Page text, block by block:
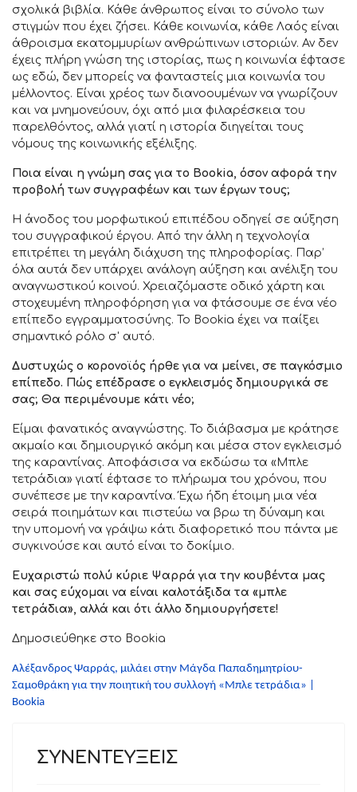
σχολικά βιβλία. Κάθε άνθρωπος είναι το σύνολο των
στιγμών που έχει ζήσει. Κάθε κοινωνία, κάθε Λαός είναι
άθροισμα εκατομμυρίων ανθρώπινων ιστοριών. Αν δεν
έχεις πλήρη γνώση της ιστορίας, πως η κοινωνία έφτασε
ως εδώ, δεν μπορείς να φανταστείς μια κοινωνία του
μέλλοντος. Είναι χρέος των διανοουμένων να γνωρίζουν
και να μνημονεύουν, όχι από μια φιλαρέσκεια του
παρελθόντος, αλλά γιατί η ιστορία διηγείται τους
νόμους της κοινωνικής εξέλιξης.
Ποια είναι η γνώμη σας για το Bookia, όσον αφορά την
προβολή των συγγραφέων και των έργων τους;
Η άνοδος του μορφωτικού επιπέδου οδηγεί σε αύξηση
του συγγραφικού έργου. Από την άλλη η τεχνολογία
επιτρέπει τη μεγάλη διάχυση της πληροφορίας. Παρ’
όλα αυτά δεν υπάρχει ανάλογη αύξηση και ανέλιξη του
αναγνωστικού κοινού. Χρειαζόμαστε οδικό χάρτη και
στοχευμένη πληροφόρηση για να φτάσουμε σε ένα νέο
επίπεδο εγγραμματοσύνης. Το Bookia έχει να παίξει
σημαντικό ρόλο σ' αυτό.
Δυστυχώς ο κορονοϊός ήρθε για να μείνει, σε παγκόσμιο
επίπεδο. Πώς επέδρασε ο εγκλεισμός δημιουργικά σε
σας; Θα περιμένουμε κάτι νέο;
Είμαι φανατικός αναγνώστης. Το διάβασμα με κράτησε
ακμαίο και δημιουργικό ακόμη και μέσα στον εγκλεισμό
της καραντίνας. Αποφάσισα να εκδώσω τα «Μπλε
τετράδια» γιατί έφτασε το πλήρωμα του χρόνου, που
συνέπεσε με την καραντίνα. Έχω ήδη έτοιμη μια νέα
σειρά ποιημάτων και πιστεύω να βρω τη δύναμη και
την υπομονή να γράψω κάτι διαφορετικό που πάντα με
συγκινούσε και αυτό είναι το δοκίμιο.
Ευχαριστώ πολύ κύριε Ψαρρά για την κουβέντα μας
και σας εύχομαι να είναι καλοτάξιδα τα «μπλε
τετράδια», αλλά και ότι άλλο δημιουργήσετε!
Δημοσιεύθηκε στο Bookia
Αλέξανδρος Ψαρράς, μιλάει στην Μάγδα Παπαδημητρίου-
Σαμοθράκη για την ποιητική του συλλογή «Μπλε τετράδια» |
Bookia
ΣΥΝΕΝΤΕΥΞΕΙΣ